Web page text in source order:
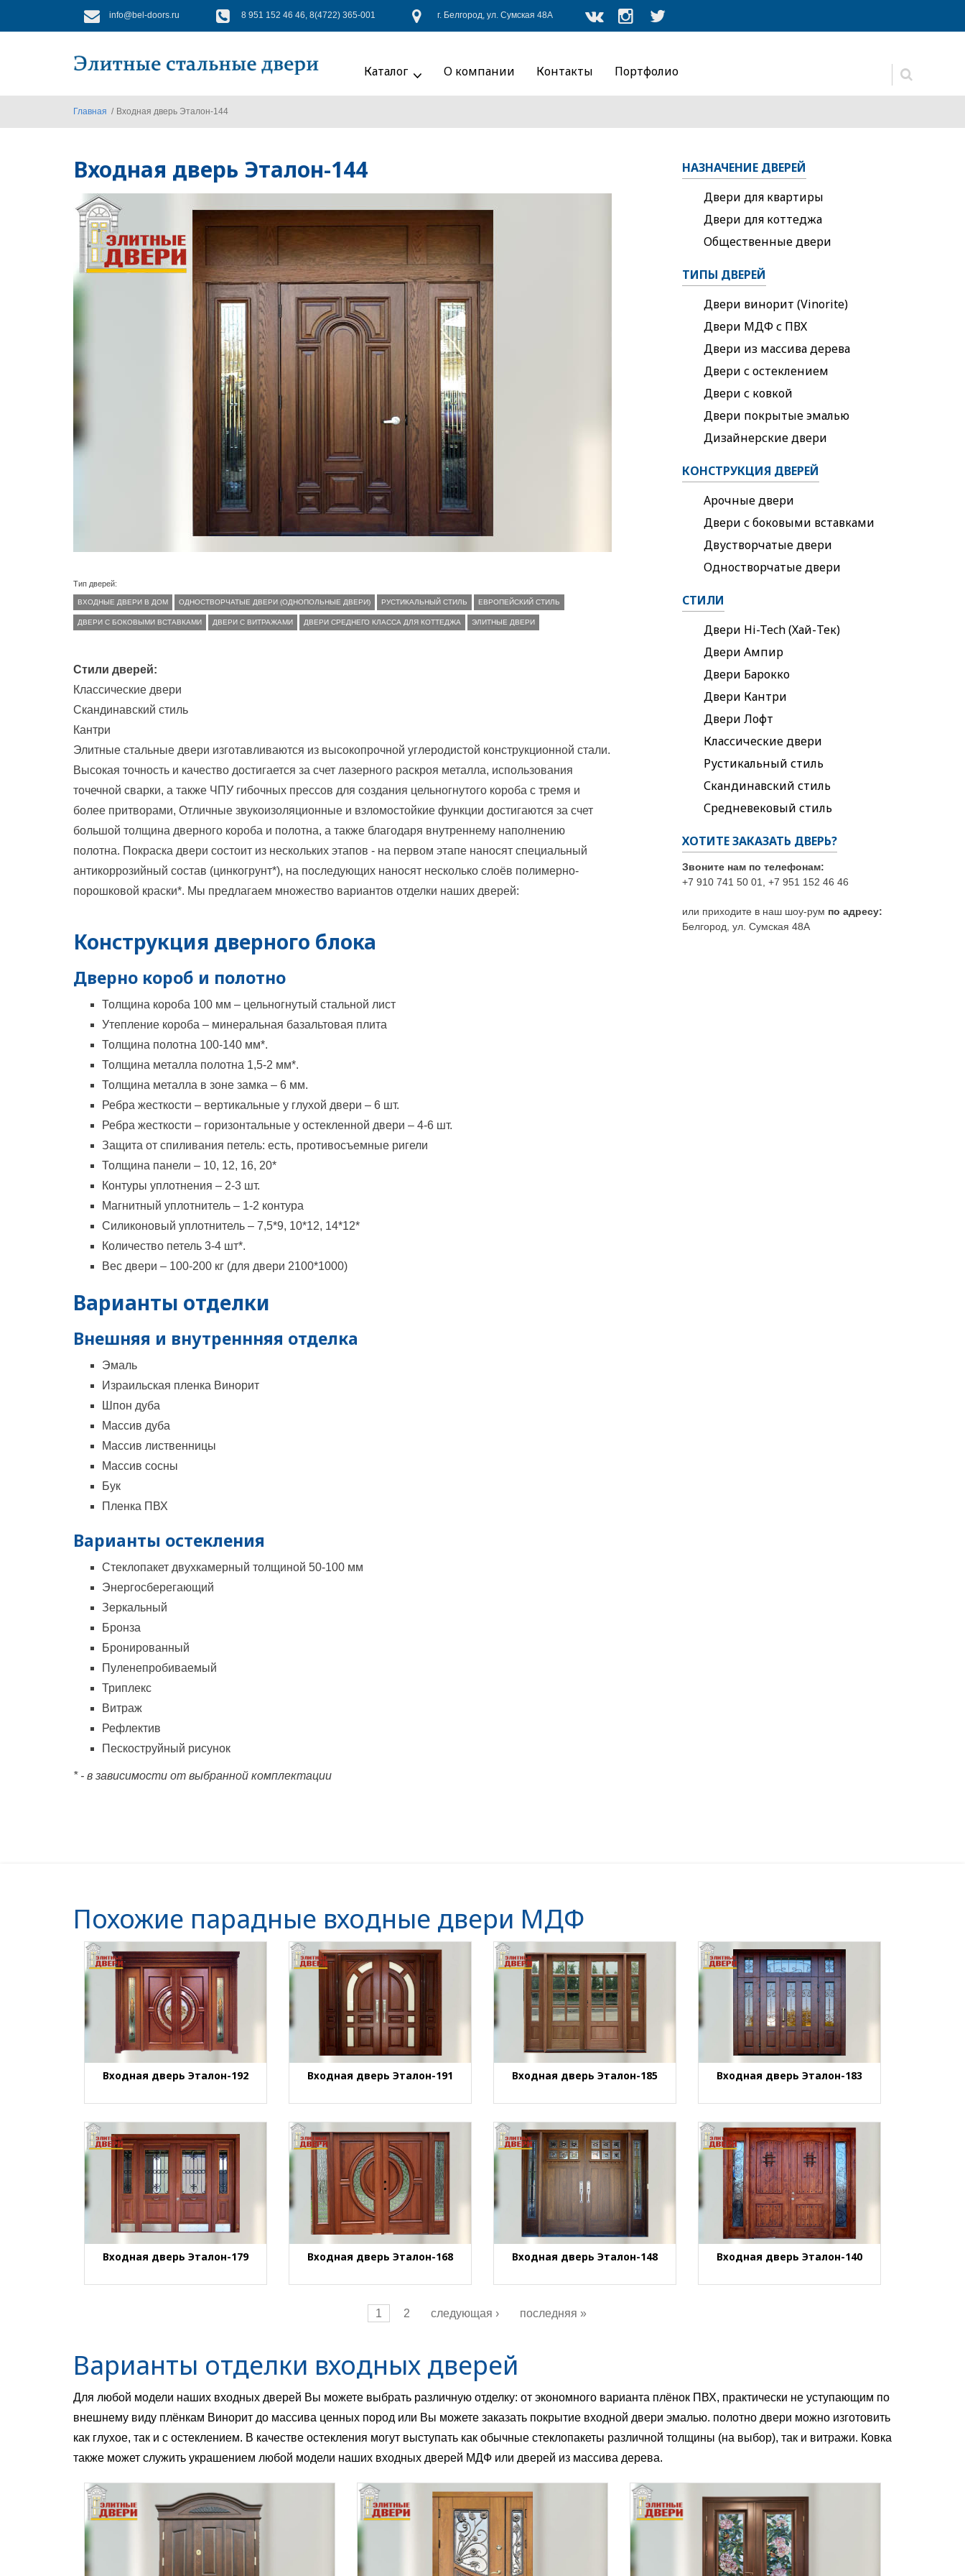
Перейти к основному содержанию
info@bel-doors.ru 8 951 152 46 46, 8(4722) 365-001 г. Белгород, ул. Сумская 48А
Каталог О компании Контакты Портфолио
Главная / Входная дверь Эталон-144
Входная дверь Эталон-144
Тип дверей:
ВХОДНЫЕ ДВЕРИ В ДОМ ОДНОСТВОРЧАТЫЕ ДВЕРИ (ОДНОПОЛЬНЫЕ ДВЕРИ) РУСТИКАЛЬНЫЙ СТИЛЬ ЕВРОПЕЙСКИЙ СТИЛЬ
ДВЕРИ С БОКОВЫМИ ВСТАВКАМИ ДВЕРИ С ВИТРАЖАМИ ДВЕРИ СРЕДНЕГО КЛАССА ДЛЯ КОТТЕДЖА ЭЛИТНЫЕ ДВЕРИ
Стили дверей:
Классические двери
Скандинавский стиль
Кантри
Элитные стальные двери изготавливаются из высокопрочной углеродистой конструкционной стали.
Высокая точность и качество достигается за счет лазерного раскроя металла, использования
точечной сварки, а также ЧПУ гибочных прессов для создания цельногнутого короба с тремя и
более притворами, Отличные звукоизоляционные и взломостойкие функции достигаются за счет
большой толщина дверного короба и полотна, а также благодаря внутреннему наполнению
полотна. Покраска двери состоит из нескольких этапов - на первом этапе наносят специальный
антикоррозийный состав (цинкогрунт*), на последующих наносят несколько слоёв полимерно-
порошковой краски*. Мы предлагаем множество вариантов отделки наших дверей:
Конструкция дверного блока
Дверно короб и полотно
Толщина короба 100 мм – цельногнутый стальной лист
Утепление короба – минеральная базальтовая плита
Толщина полотна 100-140 мм*.
Толщина металла полотна 1,5-2 мм*.
Толщина металла в зоне замка – 6 мм.
Ребра жесткости – вертикальные у глухой двери – 6 шт.
Ребра жесткости – горизонтальные у остекленной двери – 4-6 шт.
Защита от спиливания петель: есть, противосъемные ригели
Толщина панели – 10, 12, 16, 20*
Контуры уплотнения – 2-3 шт.
Магнитный уплотнитель – 1-2 контура
Силиконовый уплотнитель – 7,5*9, 10*12, 14*12*
Количество петель 3-4 шт*.
Вес двери – 100-200 кг (для двери 2100*1000)
Варианты отделки
Внешняя и внутреннняя отделка
Эмаль
Израильская пленка Винорит
Шпон дуба
Массив дуба
Массив лиственницы
Массив сосны
Бук
Пленка ПВХ
Варианты остекления
Стеклопакет двухкамерный толщиной 50-100 мм
Энергосберегающий
Зеркальный
Бронза
Бронированный
Пуленепробиваемый
Триплекс
Витраж
Рефлектив
Пескоструйный рисунок
* - в зависимости от выбранной комплектации
НАЗНАЧЕНИЕ ДВЕРЕЙ
Двери для квартиры
Двери для коттеджа
Общественные двери
ТИПЫ ДВЕРЕЙ
Двери винорит (Vinorite)
Двери МДФ с ПВХ
Двери из массива дерева
Двери с остеклением
Двери с ковкой
Двери покрытые эмалью
Дизайнерские двери
КОНСТРУКЦИЯ ДВЕРЕЙ
Арочные двери
Двери с боковыми вставками
Двустворчатые двери
Одностворчатые двери
СТИЛИ
Двери Hi-Tech (Хай-Тек)
Двери Ампир
Двери Барокко
Двери Кантри
Двери Лофт
Классические двери
Рустикальный стиль
Скандинавский стиль
Средневековый стиль
ХОТИТЕ ЗАКАЗАТЬ ДВЕРЬ?
Звоните нам по телефонам:
+7 910 741 50 01, +7 951 152 46 46
или приходите в наш шоу-рум по адресу:
Белгород, ул. Сумская 48А
Похожие парадные входные двери МДФ
Входная дверь Эталон-192 Входная дверь Эталон-191 Входная дверь Эталон-185 Входная дверь Эталон-183
Входная дверь Эталон-179 Входная дверь Эталон-168 Входная дверь Эталон-148 Входная дверь Эталон-140
Страницы
1 2 следующая › последняя »
Варианты отделки входных дверей
Для любой модели наших входных дверей Вы можете выбрать различную отделку: от экономного варианта плёнок ПВХ, практически не уступающим по
внешнему виду плёнкам Винорит до массива ценных пород или Вы можете заказать покрытие входной двери эмалью. полотно двери можно изготовить
как глухое, так и с остеклением. В качестве остекления могут выступать как обычные стеклопакеты различной толщины (на выбор), так и витражи. Ковка
также может служить украшением любой модели наших входных дверей МДФ или дверей из массива дерева.